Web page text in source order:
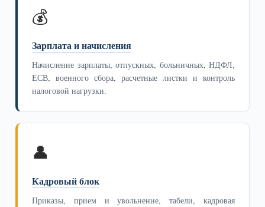
💰
Зарплата и начисления
Начисление зарплаты, отпускных, больничных, НДФЛ,
ЕСВ, военного сбора, расчетные листки и контроль
налоговой нагрузки.
👤
Кадровый блок
Приказы, прием и увольнение, табели, кадровая